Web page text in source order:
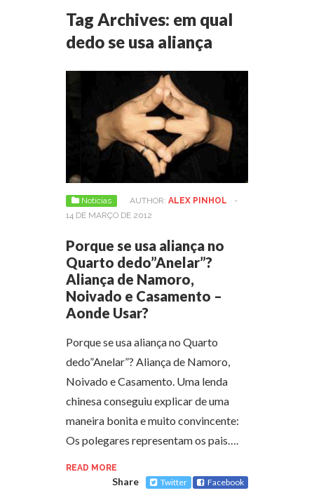
Tag Archives: em qual
dedo se usa aliança
Notícias AUTHOR: ALEX PINHOL
-
14 DE MARÇO DE 2012
Porque se usa aliança no
Quarto dedo”Anelar”?
Aliança de Namoro,
Noivado e Casamento –
Aonde Usar?
Porque se usa aliança no Quarto
dedo”Anelar”? Aliança de Namoro,
Noivado e Casamento. Uma lenda
chinesa conseguiu explicar de uma
maneira bonita e muito convincente:
Os polegares representam os pais….
READ MORE
Share Twitter Facebook